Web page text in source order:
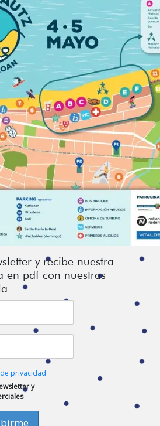
y recibe nuestra
en pdf con nuestras
privacidad
y